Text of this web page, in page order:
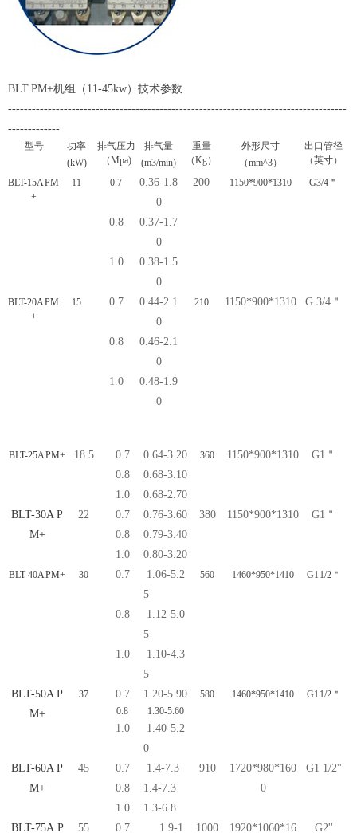
BLT PM+机组（11-45kw）技术参数
-------------------------------------------------------------------------------------
-------------
型号
功率
(kW)
排气压力
（Mpa)
排气量
(m3/min)
重量
（Kg）
外形尺寸
（mm^3）
出口管径
（英寸）
BLT-15A PM
+
11 0.7
0.36-1.8
0
200 1150*900*1310 G3/4＂
0.8
0.37-1.7
0
1.0
0.38-1.5
0
BLT-20A PM
+
15 0.7
0.44-2.1
0
210 1150*900*1310 G 3/4＂
0.8
0.46-2.1
0
1.0
0.48-1.9
0
BLT-25A PM+ 18.5 0.7 0.64-3.20 360 1150*900*1310
G1＂
0.8
0.68-3.10
1.0
0.68-2.70
BLT-30A P
M+
22 0.7 0.76-3.60 380 1150*900*1310
G1＂
0.8
0.79-3.40
1.0
0.80-3.20
BLT-40A PM+ 30 0.7
1.06-5.2
5
560 1460*950*1410 G1 1/2＂
0.8
1.12-5.0
5
1.0
1.10-4.3
5
BLT-50A P
M+
37 0.7 1.20-5.90 580 1460*950*1410
G1 1/2＂
0.8
1.30-5.60
1.0
1.40-5.2
0
BLT-60A P
M+
45 0.7 1.4-7.3 910
1720*980*160
0
G1 1/2''
0.8
1.4-7.3
1.0
1.3-6.8
BLT-75A P
55 0.7 1.9-1 1000 1920*1060*16 G2''